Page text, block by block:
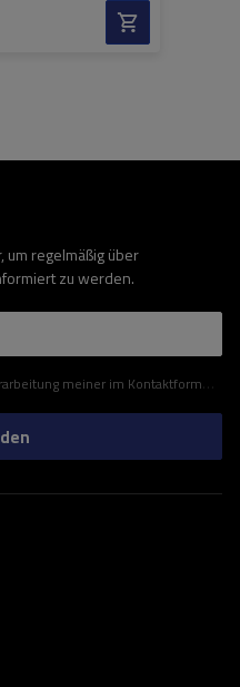
regelmäßig über
zu werden.
Daten gemäß der Verordnung (EU) des Europäischen Parlaments und des Rates zu.